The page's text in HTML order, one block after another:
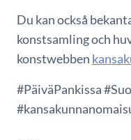
Du kan också
konstsamling och
konstwebben
#PäiväPankissa